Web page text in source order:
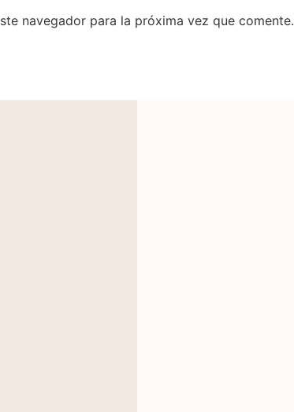
navegador para la próxima vez que comente.